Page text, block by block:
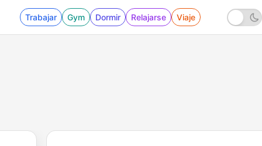
Trabajar Gym Dormir Relajarse Viaje